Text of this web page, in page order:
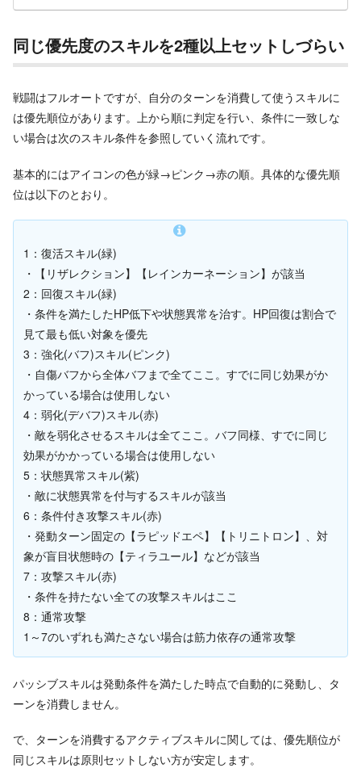
同じ優先度のスキルを2種以上セットしづらい
戦闘はフルオートですが、自分のターンを消費して使うスキルに
は優先順位があります。上から順に判定を行い、条件に一致しな
い場合は次のスキル条件を参照していく流れです。
基本的にはアイコンの色が緑→ピンク→赤の順。具体的な優先順
位は以下のとおり。
1：復活スキル(緑)
・【リザレクション】【レインカーネーション】が該当
2：回復スキル(緑)
・条件を満たしたHP低下や状態異常を治す。HP回復は割合で
見て最も低い対象を優先
3：強化(バフ)スキル(ピンク)
・自傷バフから全体バフまで全てここ。すでに同じ効果がか
かっている場合は使用しない
4：弱化(デバフ)スキル(赤)
・敵を弱化させるスキルは全てここ。バフ同様、すでに同じ
効果がかかっている場合は使用しない
5：状態異常スキル(紫)
・敵に状態異常を付与するスキルが該当
6：条件付き攻撃スキル(赤)
・発動ターン固定の【ラピッドエペ】【トリニトロン】、対
象が盲目状態時の【ティラユール】などが該当
7：攻撃スキル(赤)
・条件を持たない全ての攻撃スキルはここ
8：通常攻撃
1～7のいずれも満たさない場合は筋力依存の通常攻撃
パッシブスキルは発動条件を満たした時点で自動的に発動し、タ
ーンを消費しません。
で、ターンを消費するアクティブスキルに関しては、優先順位が
同じスキルは原則セットしない方が安定します。